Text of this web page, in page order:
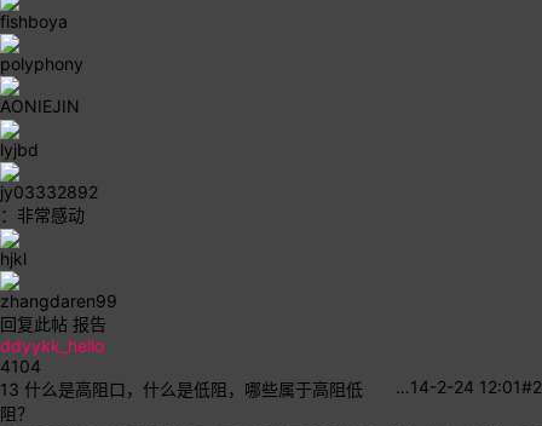
fishboya
polyphony
AONIEJIN
lyjbd
jy03332892
：非常感动
hjkl
zhangdaren99
回复此帖 报告
ddyykk_hello
4104
#2
14-2-24 12:01
…
13 什么是高阻口，什么是低阻，哪些属于高阻低
阻？